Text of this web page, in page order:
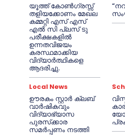
യൂത്ത് കോൺഗ്രസ്സ്
തളിയക്കോണം മേഖല
കമ്മറ്റി എസ് എസ്
എൽ സി പ്ലസ് ടു
പരീക്ഷകളിൽ
ഉന്നതവിജയം
കരസ്ഥമാക്കിയ
വിദ്യാർത്ഥികളെ
ആദരിച്ചു.
Local News
ഊരകം സ്റ്റാർ ക്ലബ്
വാർഷികവും
വിദ്യാഭ്യാസ
പുരസ്‌ക്കാര
സമർപ്പണം നടത്തി